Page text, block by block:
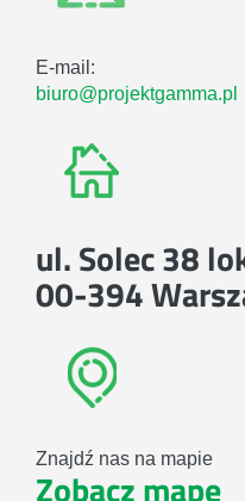
E-mail:
biuro@projektgamma.pl
ul. Solec 38
00-394
Znajdź nas na mapie
Zobacz mapę